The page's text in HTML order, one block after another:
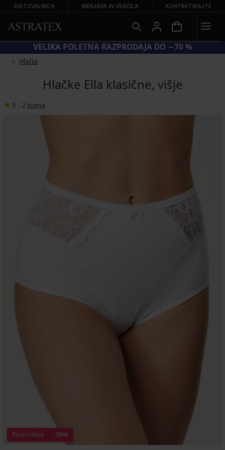
SVETOVALNICA MENJAVA IN VRAČILA KONTAKTIRAJTE
SUN20 = DODATNIH −20 % NA ZNIŽANE KOPALKE
Hlačke
Hlačke Ella klasične, višje
5 2 ocena
Razprodaja -70%